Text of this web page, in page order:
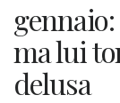
ma lui
delusa